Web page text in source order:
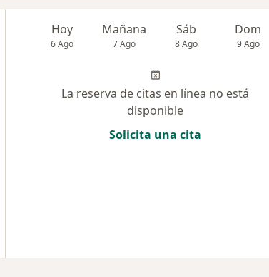
Hoy
6 Ago
Mañana
7 Ago
Sáb
8 Ago
Dom
9 Ago
La reserva de citas en línea no está
disponible
Solicita una cita